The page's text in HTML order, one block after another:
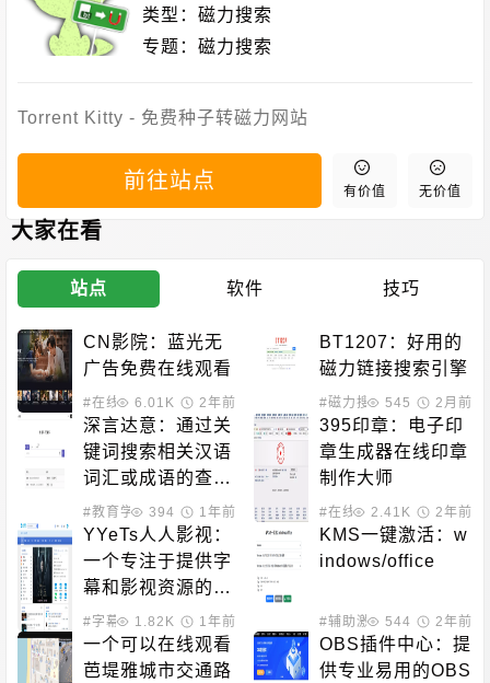
类型： 磁力搜索
专题： 磁力搜索
Torrent Kitty - 免费种子转磁力网站
前往站点 有价值 无价值
大家在看
站点 软件 技巧
CN影院：蓝光无
广告免费在线观看
#在线影音6.01K 2年前
BT1207：好用的
磁力链接搜索引擎
#磁力搜索545 2月前
深言达意：通过关
键词搜索相关汉语
词汇或成语的查询
平台
#教育学习 #在线工具
394 1年前
395印章：电子印
章生成器在线印章
制作大师
#在线工具2.41K 2年前
YYeTs人人影视：
一个专注于提供字
幕和影视资源的平
台
#字幕下载 #影视下载
1.82K 1年前
KMS一键激活：w
indows/office
#辅助激活544 2年前
一个可以在线观看
芭堤雅城市交通路
OBS插件中心：提
供专业易用的OBS